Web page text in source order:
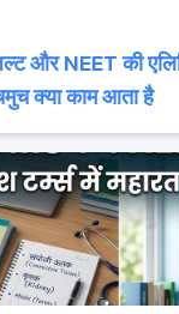
और NEET की
क्या काम आता है